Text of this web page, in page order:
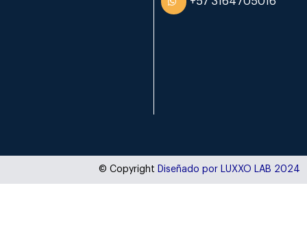
© Copyright Diseñado por LUXXO LAB 2024